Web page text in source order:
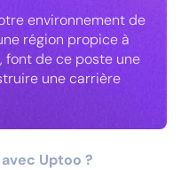
environnement de
région propice à
font de ce poste une
une carrière
Uptoo ?